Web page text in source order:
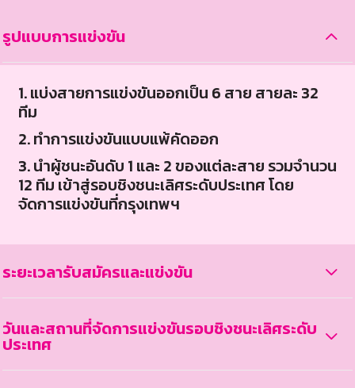
รูปแบบการแข่งขัน
1. แบ่งสายการแข่งขันออกเป็น 6 สาย สายละ 32
ทีม
2. ทำการแข่งขันแบบแพ้คัดออก
3. นำผู้ชนะอันดับ 1 และ 2 ของแต่ละสาย รวมจำนวน
12 ทีม เข้าสู่รอบชิงชนะเลิศระดับประเทศ โดย
จัดการแข่งขันที่กรุงเทพฯ
ระยะเวลารับสมัครและแข่งขัน
วันและสถานที่จัดการแข่งขันรอบชิงชนะเลิศระดับ
ประเทศ